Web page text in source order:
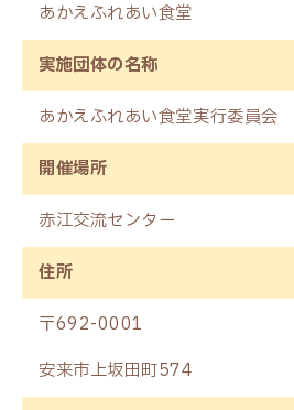
あかえふれあい食堂
実施団体の名称
あかえふれあい食堂実行委員会
開催場所
赤江交流センター
住所
〒692-0001
安来市上坂田町574